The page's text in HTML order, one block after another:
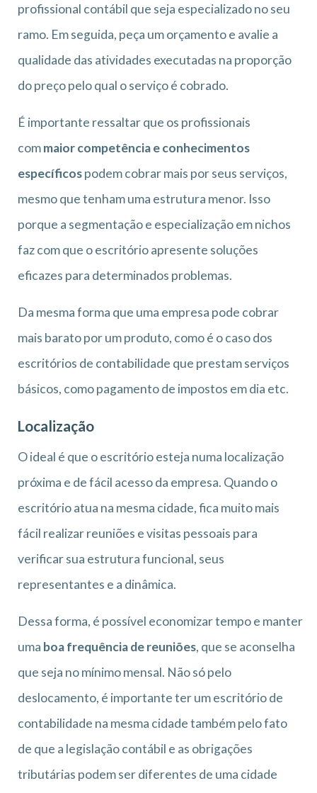
profissional contábil que seja especializado no seu
ramo. Em seguida, peça um orçamento e avalie a
qualidade das atividades executadas na proporção
do preço pelo qual o serviço é cobrado.
É importante ressaltar que os profissionais
commaior competência e conhecimentos
específicospodem cobrar mais por seus serviços,
mesmo que tenham uma estrutura menor. Isso
porque a segmentação e especialização em nichos
faz com que o escritório apresente soluções
eficazes para determinados problemas.
Da mesma forma que uma empresa pode cobrar
mais barato por um produto, como é o caso dos
escritórios de contabilidade que prestam serviços
básicos, como pagamento de impostos em dia etc.
Localização
O ideal é que o escritório esteja numa localização
próxima e de fácil acesso da empresa. Quando o
escritório atua na mesma cidade, fica muito mais
fácil realizar reuniões e visitas pessoais para
verificar sua estrutura funcional, seus
representantes e a dinâmica.
Dessa forma, é possível economizar tempo e manter
uma boa frequência de reuniões, que se aconselha
que seja no mínimo mensal. Não só pelo
deslocamento, é importante ter um escritório de
contabilidade na mesma cidade também pelo fato
de que a legislação contábil e as obrigações
tributárias podem ser diferentes de uma cidade